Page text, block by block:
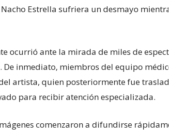
Nacho Estrella sufriera un desmayo
ocurrió ante la mirada de miles de
De inmediato, miembros del equipo
artista, quien posteriormente fue
para recibir atención especializada.
comenzaron a difundirse